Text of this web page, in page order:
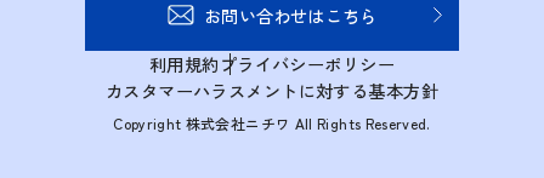
お問い合わせはこちら
利用規約プライバシーポリシー
カスタマーハラスメントに対する基本方針
Copyright 株式会社ニチワ All Rights Reserved.